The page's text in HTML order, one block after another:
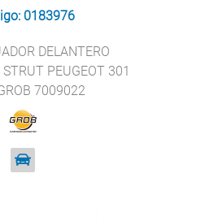
0183976
DELANTERO
STRUT PEUGEOT 301
7009022